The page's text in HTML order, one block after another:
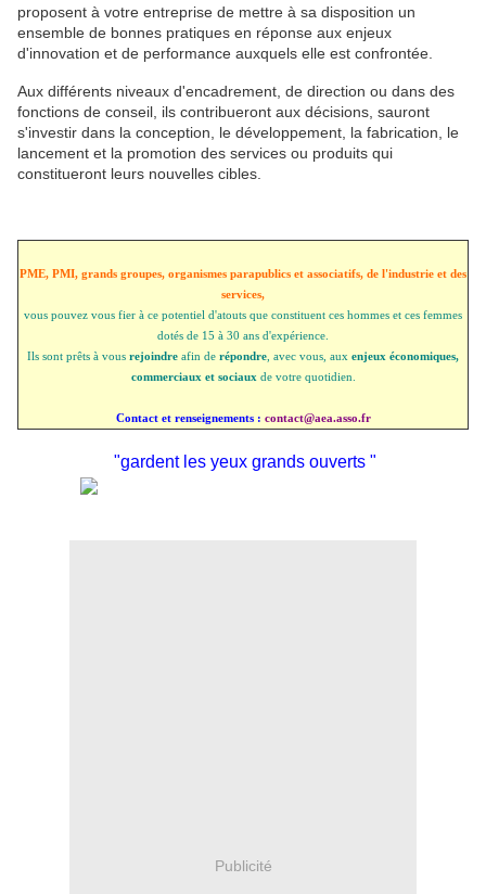
proposent à votre entreprise de mettre à sa disposition un
ensemble de bonnes pratiques en réponse aux enjeux
d'innovation et de performance auxquels elle est confrontée.
Aux différents niveaux d'encadrement, de direction ou dans des
fonctions de conseil, ils contribueront aux décisions, sauront
s'investir dans la conception, le développement, la fabrication, le
lancement et la promotion des services ou produits qui
constitueront leurs nouvelles cibles.
PME, PMI, grands groupes, organismes parapublics et associatifs, de l'industrie et des
services,
vous pouvez vous fier à ce potentiel d'atouts que constituent ces hommes et ces femmes
dotés de 15 à 30 ans d'expérience.
Ils sont prêts à vous rejoindre afin de répondre , avec vous, aux enjeux économiques,
commerciaux et sociaux de votre quotidien.
Contact et renseignements : contact@aea.asso.fr
"gardent les yeux grands ouverts "
Publicité